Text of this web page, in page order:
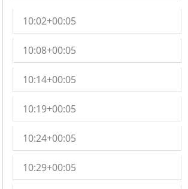
10:02+00:05
10:08+00:05
10:14+00:05
10:19+00:05
10:24+00:05
10:29+00:05